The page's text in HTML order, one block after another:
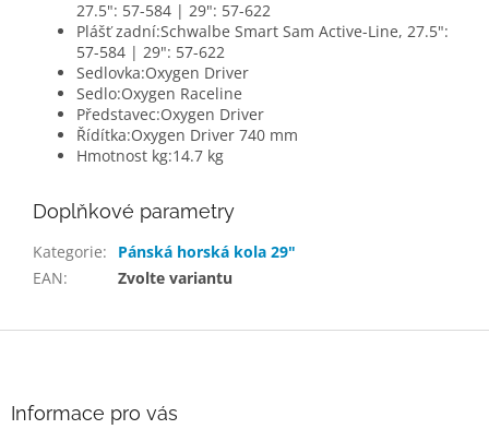
27.5": 57-584 | 29": 57-622
Plášť zadní:Schwalbe Smart Sam Active-Line, 27.5":
57-584 | 29": 57-622
Sedlovka:Oxygen Driver
Sedlo:Oxygen Raceline
Představec:Oxygen Driver
Řídítka:Oxygen Driver 740 mm
Hmotnost kg:14.7 kg
Doplňkové parametry
Kategorie:
Pánská horská kola 29"
EAN: Zvolte variantu
Informace pro vás